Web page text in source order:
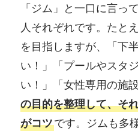
「ジム」と一口に言っ
人それぞれです。たと
を目指しますが、「下
い！」「プールやスタ
い！」「女性専用の施
の目的を整理して、そ
がコツです。ジムも多